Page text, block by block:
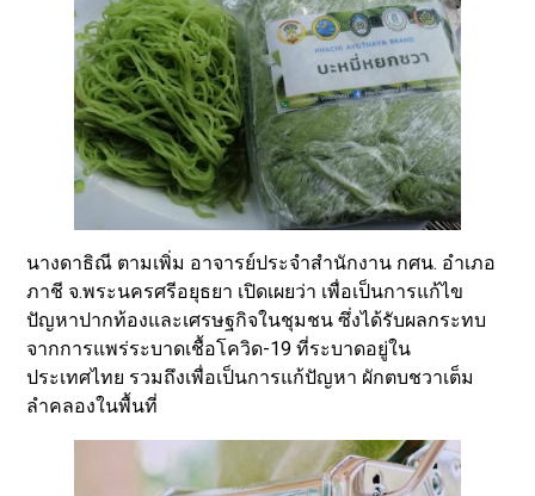
นางดาธิณี ตามเพิ่ม อาจารย์ประจำสำนักงาน กศน. อำเภอ
ภาชี จ.พระนครศรีอยุธยา เปิดเผยว่า เพื่อเป็นการแก้ไข
ปัญหาปากท้องและเศรษฐกิจในชุมชน ซึ่งได้รับผลกระทบ
จากการแพร่ระบาดเชื้อโควิด-19 ที่ระบาดอยู่ใน
ประเทศไทย รวมถึงเพื่อเป็นการแก้ปัญหา ผักตบชวาเต็ม
ลำคลองในพื้นที่